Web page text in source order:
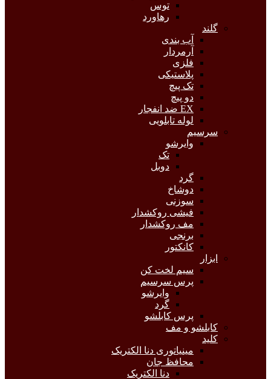
توس
رهاورد
گلند
آب بندی
آرمردار
فلزی
پلاستیکی
تک پیچ
دو پیچ
EX ضد انفجار
لوله تابلویی
سرسیم
وایرشو
تک
دوبل
گرد
دوشاخ
سوزنی
فیشی روکشدار
مف روکشدار
برنجی
کانکتور
ابزار
سیم لخت کن
پرس سرسیم
وایرشو
گرد
پرس کابلشو
کابلشو و مف
کلید
مینیاتوری دنا الکتریک
محافظ جان
دنا الکتریک